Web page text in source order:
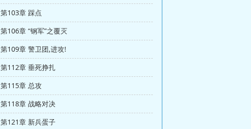
第103章 踩点
第106章 “钢军”之覆灭
第109章 警卫团,进攻!
第112章 垂死挣扎
第115章 总攻
第118章 战略对决
第121章 新兵蛋子